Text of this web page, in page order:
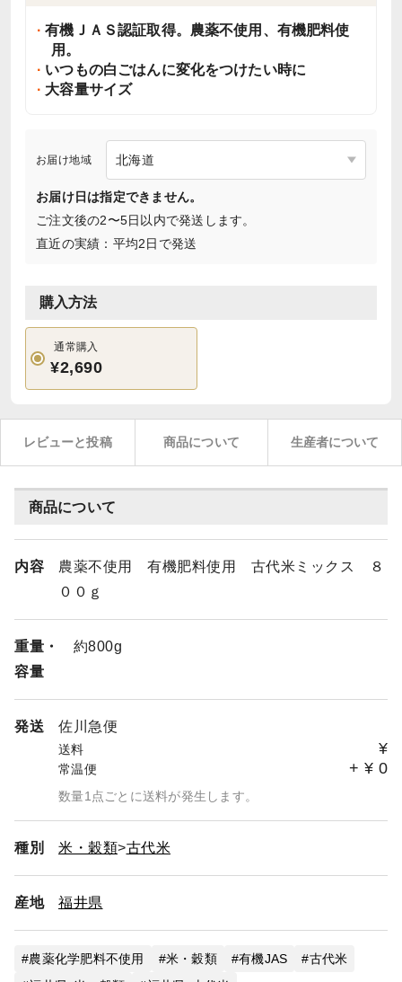
有機ＪＡＳ認証取得。農薬不使用、有機肥料使
用。
いつもの白ごはんに変化をつけたい時に
大容量サイズ
お届け地域
お届け日は指定できません。
ご注文後の2〜5日以内で発送します。
直近の実績：平均2日で発送
購入方法
通常購入
¥2,690
レビューと投稿 商品について 生産者について
商品について
内容
農薬不使用 有機肥料使用 古代米ミックス ８
００ｇ
重量・
容量
約800g
発送 佐川急便
送料 ¥
常温便 + ¥ 0
数量1点ごとに送料が発生します。
種別 米・穀類 古代米
産地 福井県
農薬化学肥料不使用 米・穀類 有機JAS
古代米